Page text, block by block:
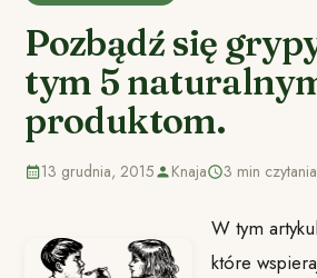
Pozbądź się
tym 5
produktom.
13 grudnia, 2015 Knaja 3 min czytania
W tym
które